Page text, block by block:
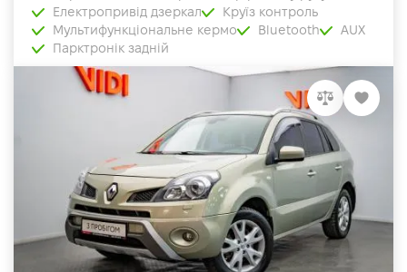
Електропривід дзеркал
Круїз контроль
Мультифункціональне кермо
Bluetooth
AUX
Парктронік задній